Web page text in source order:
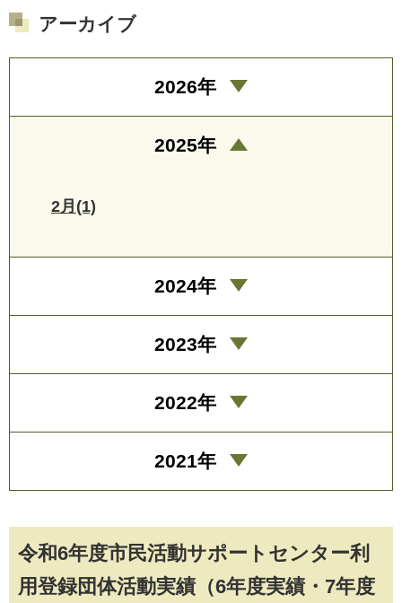
令和6年度市民活動サポートセンター利
用登録団体活動実績（6年度実績・7年度
アーカイブ
2026年
2025年
2月(1)
2024年
2023年
2022年
2021年